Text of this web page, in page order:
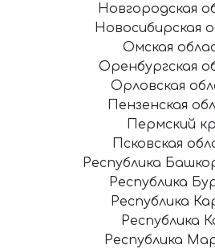
Новгородская
Новосибирская
Омская
Оренбургская
Орловская
Пензенская
Пермский
Псковская
Республика
Республика
Республика
Республика
Республика